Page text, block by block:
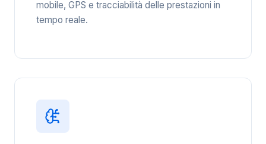
mobile, GPS e tracciabilità delle prestazioni in
tempo reale.